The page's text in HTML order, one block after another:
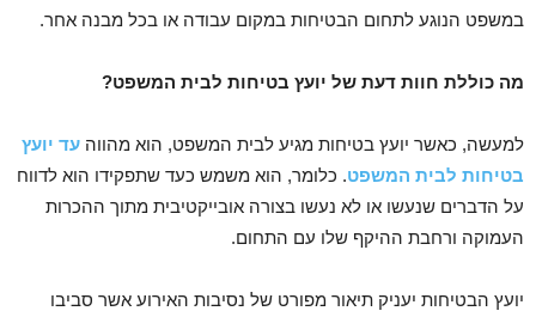
במשפט הנוגע לתחום הבטיחות במקום עבודה או בכל מבנה אחר.
מה כוללת חוות דעת של יועץ בטיחות לבית המשפט?
למעשה, כאשר יועץ בטיחות מגיע לבית המשפט, הוא מהווה עד יועץ
בטיחות לבית המשפט. כלומר, הוא משמש כעד שתפקידו הוא לדווח
על הדברים שנעשו או לא נעשו בצורה אובייקטיבית מתוך ההכרות
העמוקה ורחבת ההיקף שלו עם התחום.
יועץ הבטיחות יעניק תיאור מפורט של נסיבות האירוע אשר סביבו